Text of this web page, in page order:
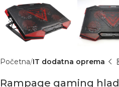
Početna IT dodatna oprema
Rampage gaming